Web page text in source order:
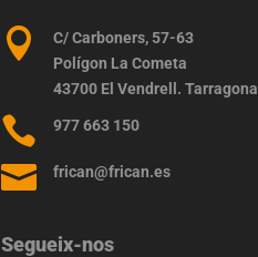

C/ Carboners, 57-63
Polígon La Cometa
43700 El Vendrell. Tarragona
 977 663 150
 frican@frican.es
Segueix-nos